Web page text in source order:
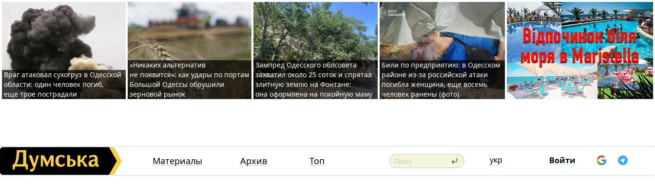
Враг атаковал сухогруз в Одесской
области: один человек погиб,
еще трое пострадали
«Никаких альтернатив
не появится»: как удары по портам
Большой Одессы обрушили
зерновой рынок
Зампред Одесского облсовета
захватил около 25 соток и спрятал
элитную землю на Фонтане:
она оформлена на покойную маму
Били по предприятию: в Одесском
районе из-за российской атаки
погибла женщина, еще восемь
человек ранены (фото)
Материалы Архив Топ укр Войти